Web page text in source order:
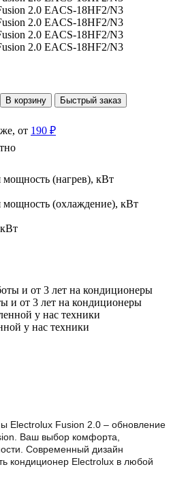
В корзину
Быстрый заказ
от 190 ₽
мощность (нагрев), кВт
мощность (охлаждение), кВт
и от 3 лет на кондиционеры
у нас техники
Electrolux Fusion 2.0 – обновление
Ваш выбор комфорта,
Современный дизайн
кондиционер Electrolux в любой